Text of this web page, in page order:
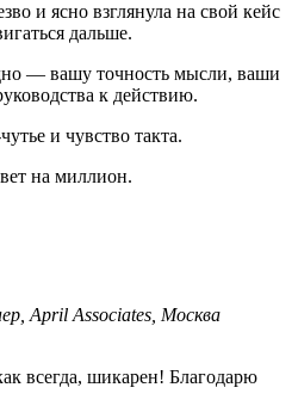
и ясно взглянула на свой кейс
дальше.
— вашу точность мысли, ваши
к действию.
и чувство такта.
на миллион.
April Associates, Москва
всегда, шикарен! Благодарю